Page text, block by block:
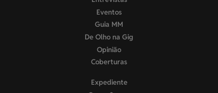
Eventos
Guia MM
De Olho na Gig
Opinião
Coberturas
Expediente